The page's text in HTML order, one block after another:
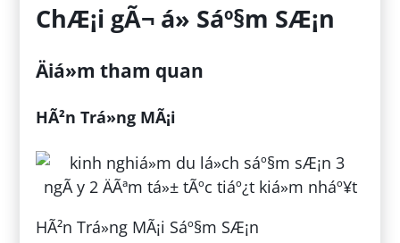
ChÆ¡i gÃ¬ á» Sáº§m SÆ¡n
Äiá»m tham quan
HÃ²n Trá»ng MÃ¡i
HÃ²n Trá»ng MÃ¡i Sáº§m SÆ¡n